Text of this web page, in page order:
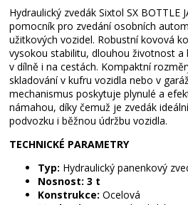
Hydraulický zvedák Sixtol SX BOTTLE
pomocník pro zvedání osobních
užitkových vozidel. Robustní kovová
vysokou stabilitu, dlouhou životnost a
v dílně i na cestách. Kompaktní
skladování v kufru vozidla nebo v
mechanismus poskytuje plynulé a
námahou, díky čemuž je zvedák
podvozku i běžnou údržbu vozidla.
TECHNICKÉ PARAMETRY
Typ: Hydraulický panenkový
Nosnost: 3 t
Konstrukce: Ocelová